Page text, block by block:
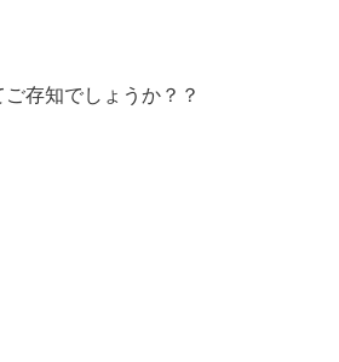
存知でしょうか？？